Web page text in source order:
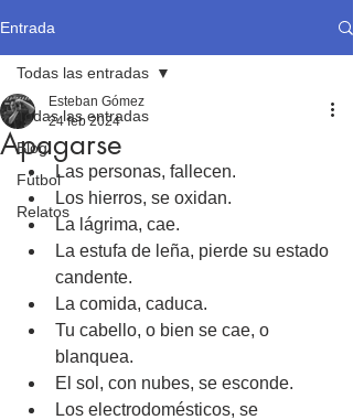
Entrada
Todas las entradas
Blog
Fútbol
Relatos
Todas las entradas
Apagarse
Esteban Gómez
24 feb 2024
Las personas, fallecen.
Los hierros, se oxidan.
La lágrima, cae.
La estufa de leña, pierde su estado
candente.
La comida, caduca.
Tu cabello, o bien se cae, o
blanquea.
El sol, con nubes, se esconde.
Los electrodomésticos, se